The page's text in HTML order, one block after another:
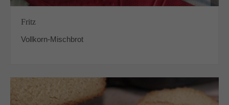
Fritz
Vollkorn-Mischbrot